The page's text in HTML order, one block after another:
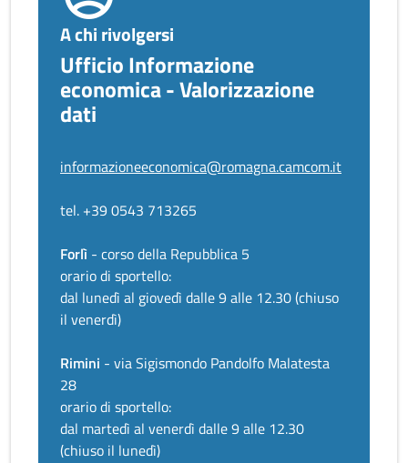
A chi rivolgersi
Ufficio Informazione
economica - Valorizzazione
dati
informazioneeconomica@romagna.camcom.it
tel. +39 0543 713265
Forlì - corso della Repubblica 5
orario di sportello:
dal lunedì al giovedì dalle 9 alle 12.30 (chiuso
il venerdì)
Rimini - via Sigismondo Pandolfo Malatesta
28
orario di sportello:
dal martedì al venerdì dalle 9 alle 12.30
(chiuso il lunedì)